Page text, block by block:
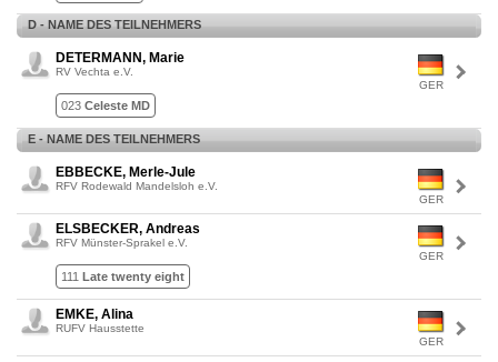
D - NAME DES TEILNEHMERS
GER
DETERMANN, Marie
RV Vechta e.V.
023 Celeste MD
E - NAME DES TEILNEHMERS
GER
EBBECKE, Merle-Jule
RFV Rodewald Mandelsloh e.V.
GER
ELSBECKER, Andreas
RFV Münster-Sprakel e.V.
111 Late twenty eight
GER
EMKE, Alina
RUFV Hausstette